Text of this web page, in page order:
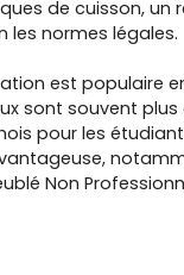
de cuisson, un
les normes légales.
est populaire
sont souvent
pour les
Non